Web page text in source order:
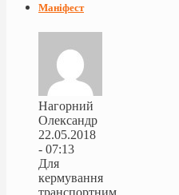
Маніфест
Нагорний
Олександр
22.05.2018
- 07:13
Для
кермування
транспортним